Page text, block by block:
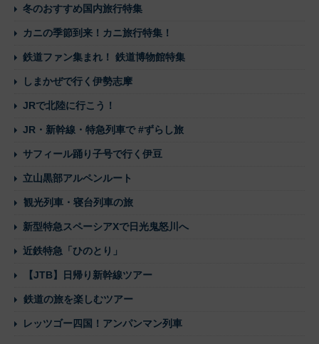
冬のおすすめ国内旅行特集
カニの季節到来！カニ旅行特集！
鉄道ファン集まれ！ 鉄道博物館特集
しまかぜで行く伊勢志摩
JRで北陸に行こう！
JR・新幹線・特急列車で #ずらし旅
サフィール踊り子号で行く伊豆
立山黒部アルペンルート
観光列車・寝台列車の旅
新型特急スペーシアXで日光鬼怒川へ
近鉄特急「ひのとり」
【JTB】日帰り新幹線ツアー
鉄道の旅を楽しむツアー
レッツゴー四国！アンパンマン列車